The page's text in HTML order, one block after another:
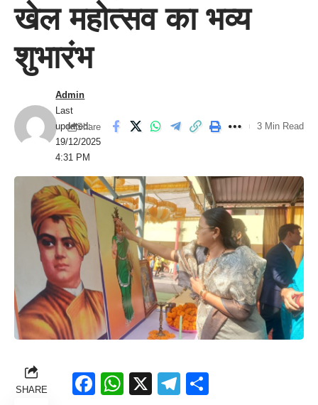
खेल महोत्सव का भव्य
शुभारंभ
Last
updated:
19/12/2025
4:31 PM
Admin
Share 3 Min Read
SHARE Facebook
WhatsApp
X Telegram